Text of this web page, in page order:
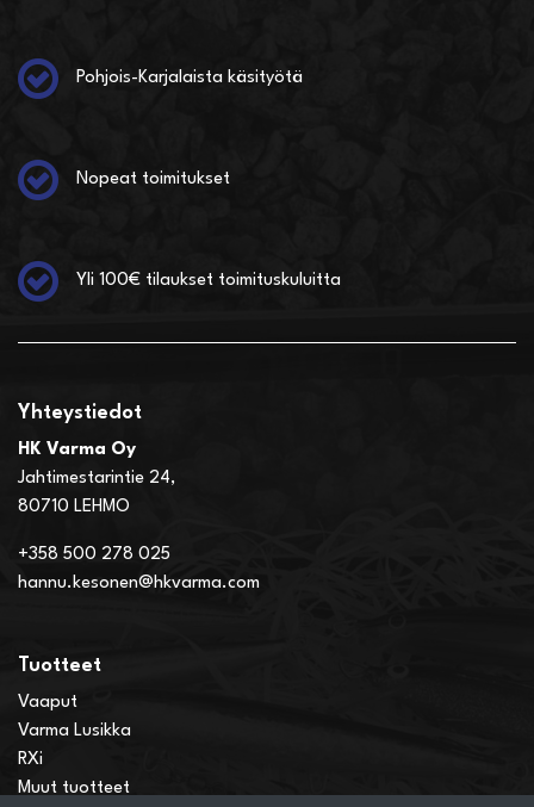
Pohjois-Karjalaista käsityötä
Nopeat toimitukset
Yli 100€ tilaukset toimituskuluitta
Yhteystiedot
HK Varma Oy
Jahtimestarintie 24,
80710 LEHMO
+358 500 278 025
hannu.kesonen@hkvarma.com
Tuotteet
Vaaput
Varma Lusikka
RXi
Muut tuotteet